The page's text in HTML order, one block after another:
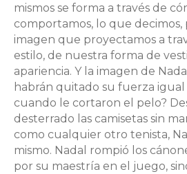
mismos se forma a través de
comportamos, lo que
imagen que proyectamos a
estilo, de nuestra forma de
apariencia. Y la imagen de
habrán quitado su fuerza igual
cuando le cortaron el pelo?
desterrado las camisetas sin
como cualquier otro tenista,
mismo. Nadal rompió los
por su maestría en el juego,